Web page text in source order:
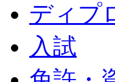
ディプ
入試